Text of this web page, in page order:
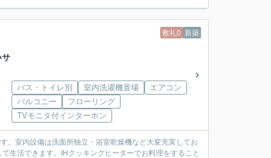
敷礼0 新築
サ
バス・トイレ別 室内洗濯機置場
エアコン
バルコニー
フローリング
TVモニタ付インターホン
。室内設備は洗面所独立・浴室乾燥機など大変充実してお
生活できます。IHクッキングヒーターでお料理をすること